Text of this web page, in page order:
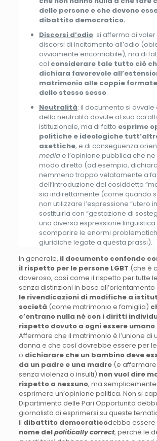
delle persone e che devono
dibattito democratico.
Discorsi d’odio: si afferma di
discorsi di incitamento all’odio
ovviamente encomiabile), ma di
col considerare tale tutto ciò
dichiara favorevole
matrimonio alle coppie
dello stesso sesso.
Neutralità: il documento si avvale
della neutralità dovute al suo
istituzionale, ma di fatto esprime
politiche e ideologiche
asettiche, e di conseguenza
mediae l’opinione pubblica che ne
modo diretto (ad esempio,
nemmeno troppo velatamente a
dell’introduzione del cosiddetto
sia indirettamente (come quando
non utilizzare l’espressione “utero
sostituirla con “gestazione di
una diversa espressione
scomparire le enormi
giuridiche legate a questa prassi).
In generale, il documento confonde
il rispetto per le persone LGBT (che è
doveroso, così come il rispetto per tutte
senza distinzioni in base
le rivendicazioni di modifiche a
società (come matrimonio e famiglia)
c’entrano nulla né con i diritti
rispetto dovuto a ogni essere umano.
Affermare che il matrimonio è l’unione di
donna e che così dovrebbe essere per
o dichiarare che un bambino deve
da un padre e una madre(e
senza violenza o insulti) non vuol dire
rispetto a nessuno, ma
esprimere un’opinione politica. Non si
Dipartimento delle Pari Opportunità
giornalista di esprimersi su queste
il dibattito democraticodebba essere
nome delpolitically correct, perché le